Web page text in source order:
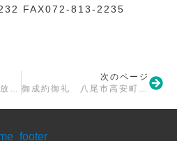
FAX072-813-2235
御成約御礼 ライオンズ放出セントアリーナ
次のページ
御成約御礼 八尾市高安町南4丁目 戸建